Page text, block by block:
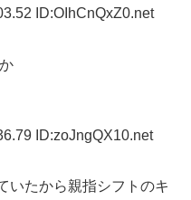
ID:OIhCnQxZ0.net
ID:zoJngQX10.net
いたから親指シフトのキ